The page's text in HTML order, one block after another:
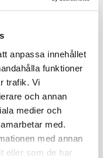
anpassa innehållet
funktioner
trafik. Vi
och annan
medier och
med.
med annan
eller som de har